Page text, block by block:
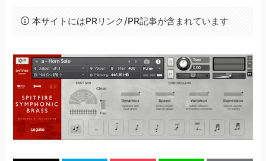
本サイトにはPRリンク/PR記事が含まれています